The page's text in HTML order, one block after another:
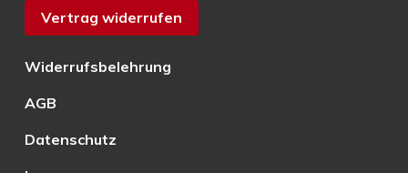
Vertrag widerrufen
Widerrufsbelehrung
AGB
Datenschutz